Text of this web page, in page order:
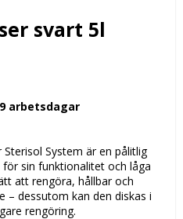
svart 5l
arbetsdagar
System är en pålitlig
sin funktionalitet och låga
att rengöra, hållbar och
– dessutom kan den diskas i
rengöring.